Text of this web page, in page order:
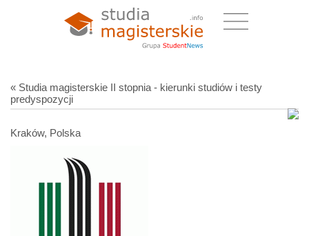
« Studia magisterskie II stopnia - kierunki studiów i testy
predyspozycji
Kraków, Polska